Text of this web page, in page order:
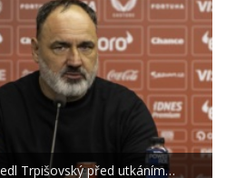
Trpišovský před utkáním…